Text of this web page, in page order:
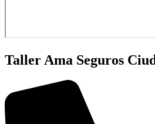
Taller Ama Seguros